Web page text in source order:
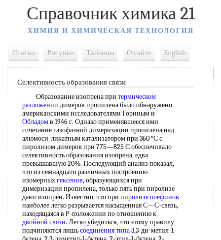
Справочник химика 21
ХИМИЯ И ХИМИЧЕСКАЯ ТЕХНОЛОГИЯ
Статьи Рисунки Таблицы О сайте English
Селективность образования связи
Образование изопрена при термическом
разложении димеров пропилена было обнаружено
американскими исследователями Гориным и
Обладомв 1946 г. Однако применявшееся ими
сочетание газофазной димеризации пропилена над
алюмоси-ликатным катализатором при 360 °С с
пиролизом димеров при 775—825 С обеспечивало
селективность образования изопрена, едва
превышавшую 20%. Последующий анализ показал,
что из семнадцати различных построению
изомерныхгексенов, образующихся при
димеризации пропилена, только пять при пиролизе
дают изопрен. Известно, что при пиролизе олефинов
наиболее легко разрывается насыщенная С—С-связь,
находящаяся в Р-положении по отношению к
двойной связи. Легко убедиться, что этому правилу
подчиняются лишьсоединения типа3,3-ди-метил-1-